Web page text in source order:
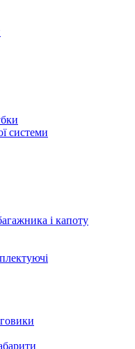
системи
і капоту